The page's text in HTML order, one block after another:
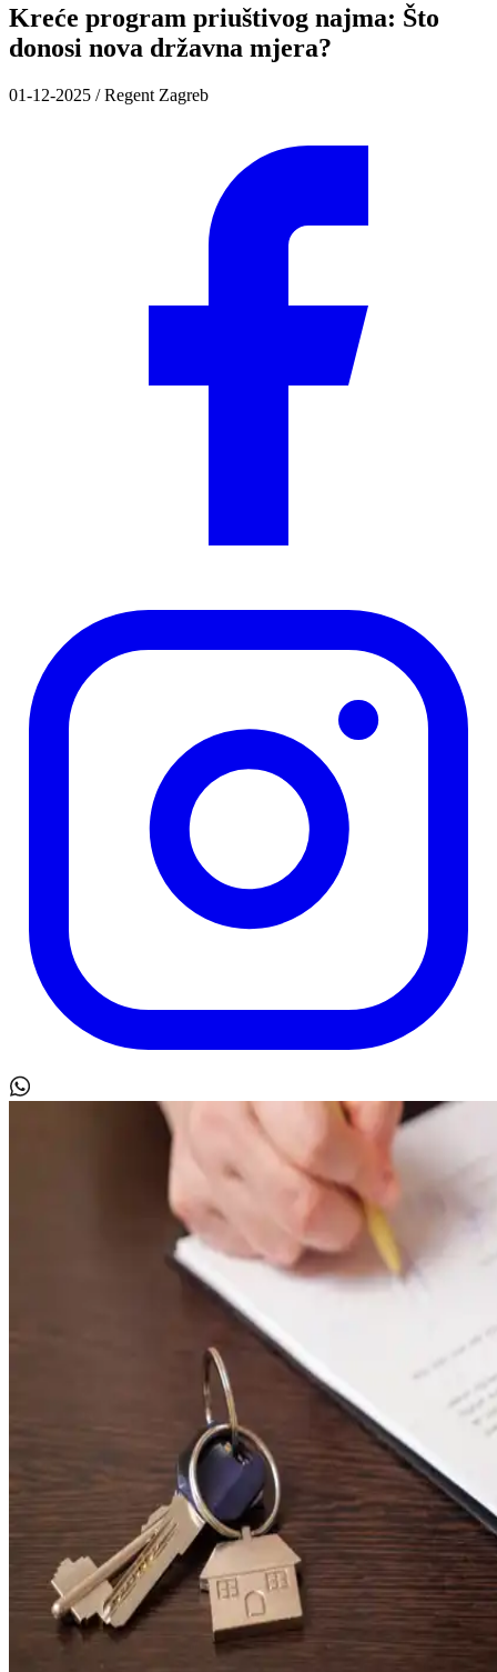
Kreće program priuštivog najma: Što
donosi nova državna mjera?
01-12-2025 / Regent Zagreb